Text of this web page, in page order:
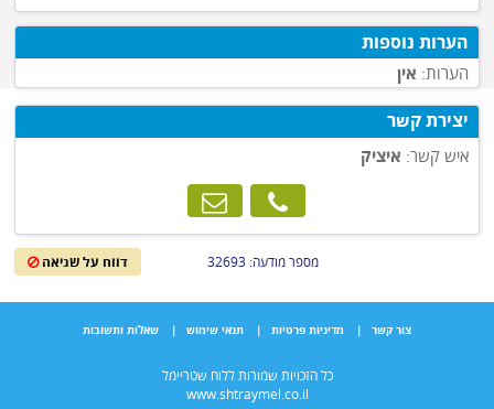
יצירת קשר
איש קשר: איציק
הערות נוספות
הערות: אין
מספר מודעה: 32693 דווח על שגיאה
צור קשר | מדיניות פרטיות | תנאי שימוש | שאלות ותשובות
כל הזכויות שמורות ללוח שטריימל
www.shtraymel.co.il